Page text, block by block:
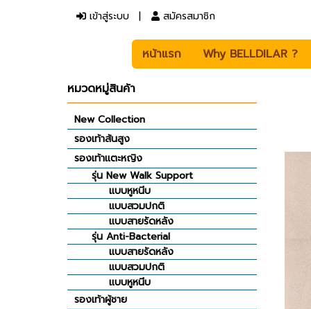
เข้าสู่ระบบ สมัครสมาชิก
หน้าแรก Why BELLDILAR ?
หมวดหมู่สินค้า
New Collection
รองเท้าส้นสูง
รองเท้าแตะหญิง
รุ่น New Walk Support
แบบหูหนีบ
แบบสวมปกติ
แบบสายรัดหลัง
รุ่น Anti-Bacterial
แบบสายรัดหลัง
แบบสวมปกติ
แบบหูหนีบ
รองเท้าผู้ชาย